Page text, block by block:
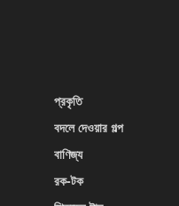
প্রকৃতি
বদলে দেওয়ার গল্প
বাণিজ্য
রক-টক